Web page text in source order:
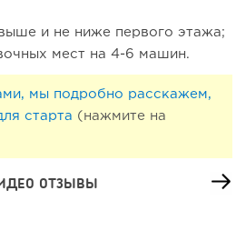
рублей до бизнеса стоимостью
и не ниже первого этажа;
мест на 4-6 машин.
мы подробно расскажем,
старта (нажмите на
ОТЗЫВЫ